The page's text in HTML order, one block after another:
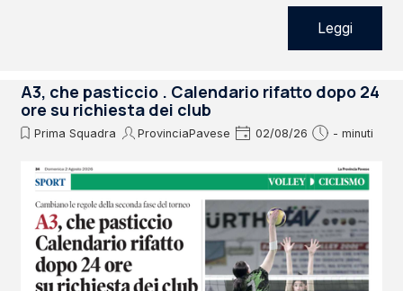
Leggi
A3, che pasticcio . Calendario rifatto dopo 24
ore su richiesta dei club
Prima Squadra ProvinciaPavese 02/08/26 - minuti